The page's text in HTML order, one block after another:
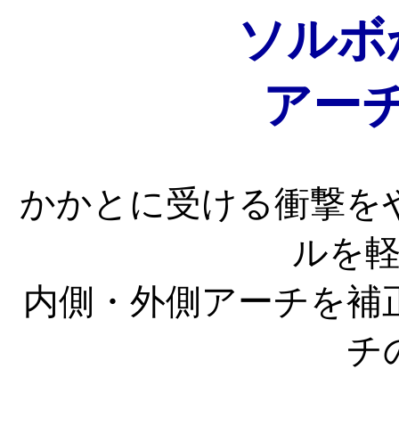
ソル
アー
かかとに受ける衝撃を
ルを
内側・外側アーチを
チ